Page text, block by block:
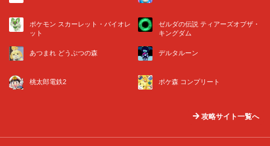
ポケモン スカーレット・バイオレ
ット
ゼルダの伝説 ティアーズオブザ・
キングダム
あつまれ どうぶつの森 デルタルーン
桃太郎電鉄2 ポケ森 コンプリート
攻略サイト一覧へ